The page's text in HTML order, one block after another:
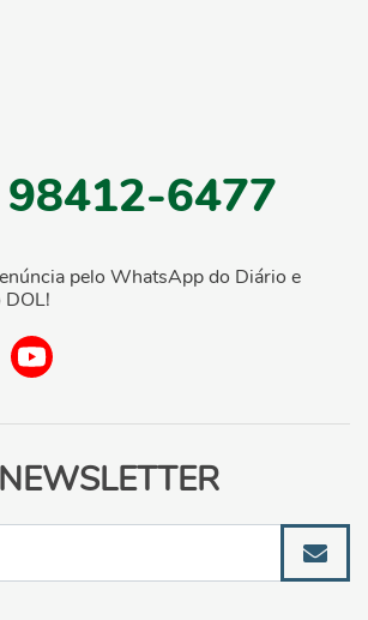
6477
pelo WhatsApp do Diário e
DOL!
NEWSLETTER